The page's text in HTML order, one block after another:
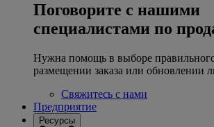
Поговорите с нашими
специалистами по
Нужна помощь в выборе
размещении заказа или обновлении
Свяжитесь с нами
Предприятие
Ресурсы